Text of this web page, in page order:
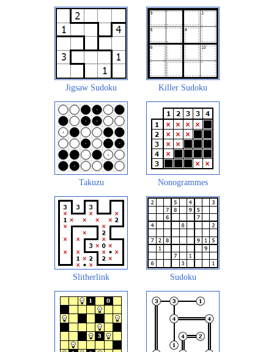
Jigsaw Sudoku Killer Sudoku
Takuzu Nonogrammes
Slitherlink Sudoku